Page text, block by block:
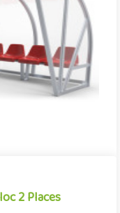
de touche monobloc
2 Places